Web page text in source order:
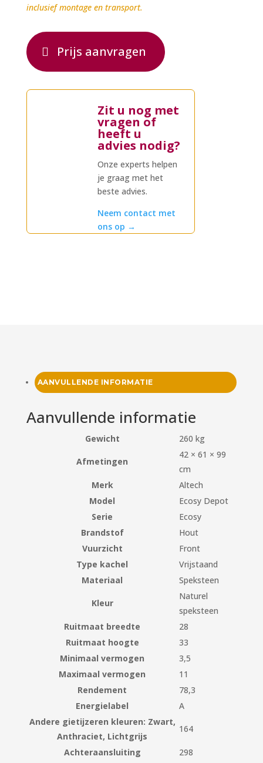
inclusief montage en transport.
Prijs aanvragen
Zit u nog met
vragen of
heeft u
advies nodig?
Onze experts helpen
je graag met het
beste advies.
Neem contact met
ons op →
AANVULLENDE INFORMATIE
Aanvullende informatie
Gewicht 260 kg
Afmetingen
42 × 61 × 99
cm
Merk
Altech
Model
Ecosy Depot
Serie
Ecosy
Brandstof
Hout
Vuurzicht
Front
Type kachel
Vrijstaand
Materiaal
Speksteen
Kleur
Naturel
speksteen
Ruitmaat breedte
28
Ruitmaat hoogte
33
Minimaal vermogen
3,5
Maximaal vermogen
11
Rendement
78,3
Energielabel
A
Andere gietijzeren kleuren: Zwart,
Anthraciet, Lichtgrijs
164
Achteraansluiting
298